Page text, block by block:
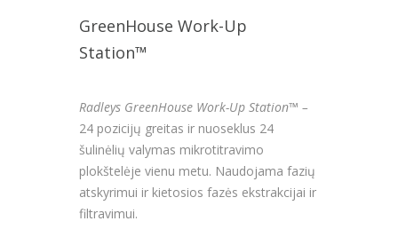
GreenHouse Work-Up
Station™
Radleys GreenHouse Work-Up Station™ –
24 pozicijų greitas ir nuoseklus 24
šulinėlių valymas mikrotitravimo
plokštelėje vienu metu. Naudojama fazių
atskyrimui ir kietosios fazės ekstrakcijai ir
filtravimui.